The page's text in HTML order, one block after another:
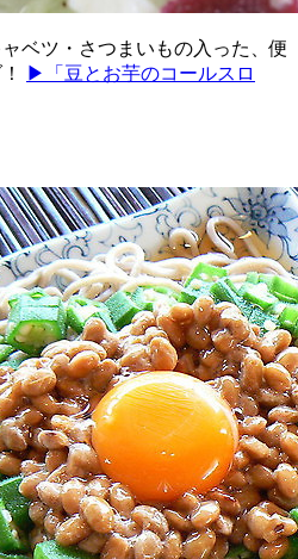
ベツ・さつまいもの入った、便
▶「豆とお芋のコールスロ